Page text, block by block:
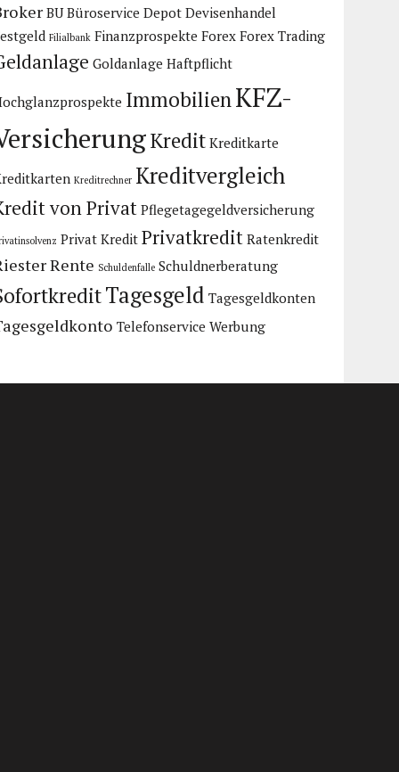
BU Büroservice Depot Devisenhandel
Filialbank Finanzprospekte Forex Forex Trading
Goldanlage Haftpflicht
ImmobilienKFZ-
Kredit Kreditkarte
Kreditrechner Kreditvergleich
von Privat Pflegetagegeldversicherung
Privat Kredit Privatkredit Ratenkredit
Rente Schuldenfalle Schuldnerberatung
Tagesgeld Tagesgeldkonten
Telefonservice Werbung